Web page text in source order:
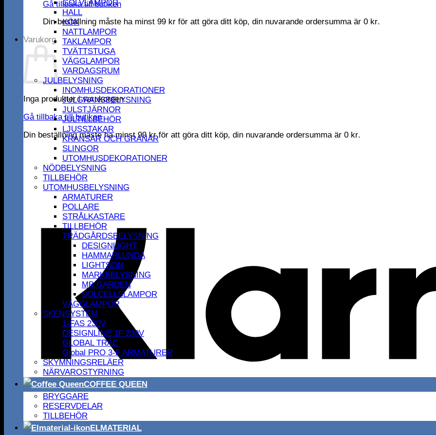
Gå tillbaka till butiken
Din beställning måste ha minst 99 kr för att göra ditt köp, din nuvarande ordersumma är 0 kr.
Varukorg
Inga produkter i varukorgen.
Gå tillbaka till butiken
Din beställning måste ha minst 99 krför att göra ditt köp, din nuvarande ordersumma är 0 kr.
GOLVLAMPOR
HALL
KÖK
NATTLAMPOR
TAKLAMPOR
TVÄTTSTUGA
VÄGGLAMPOR
VARDAGSRUM
JULBELYSNING
INOMHUSDEKORATIONER
JULGRANSBELYSNING
JULSTJÄRNOR
JULTILLBEHÖR
LJUSSTAKAR
KRANSAR OCH GRANAR
SLINGOR
UTOMHUSDEKORATIONER
NÖDBELYSNING
TILLBEHÖR
UTOMHUSBELYSNING
ARMATURER
POLLARE
STRÅLKASTARE
TILLBEHÖR
TRÄDGÅRDSBELYSNING
DESIGNLIGHT
HAMMARLUNDA
LIGHTSON
MARKBELYSNING
MB GARDEN
SOLCELLSLAMPOR
VÄGGLAMPOR
SKENSYSTEM
1-FAS 230V
DESIGNLINE 1F 230V
GLOBAL TRAC
Global PRO 3-F ARMATURER
SKYMNINGSRELÄER
NÄRVAROSTYRNING
COFFEE QUEEN
BRYGGARE
RESERVDELAR
TILLBEHÖR
ELMATERIAL